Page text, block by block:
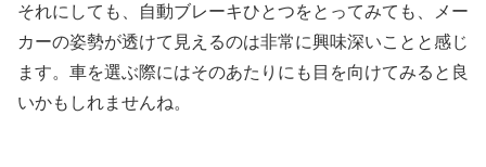
それにしても、自動ブレーキひとつをとってみても、メー
カーの姿勢が透けて見えるのは非常に興味深いことと感じ
ます。車を選ぶ際にはそのあたりにも目を向けてみると良
いかもしれませんね。